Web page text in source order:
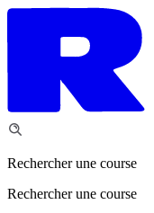
Rechercher une course
Rechercher une course